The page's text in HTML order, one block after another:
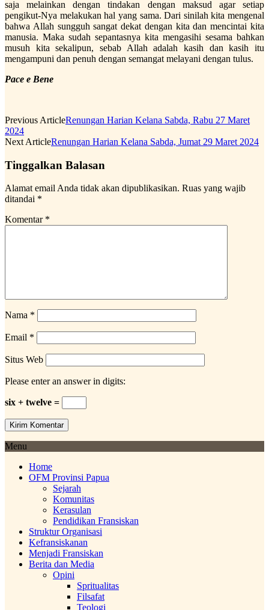
saja melainkan dengan tindakan dengan maksud agar setiap
pengikut-Nya melakukan hal yang sama. Dari sinilah kita mengenal
bahwa Allah sungguh sangat dekat dengan kita dan mencintai kita
manusia. Maka sudah sepantasnya kita mengasihi sesama bahkan
musuh kita sekalipun, sebab Allah adalah kasih dan kasih itu
mengampuni dan penuh dengan semangat melayani dengan tulus.
Pace e Bene
Previous ArticleRenungan Harian Kelana Sabda, Rabu 27 Maret
2024
Next ArticleRenungan Harian Kelana Sabda, Jumat 29 Maret 2024
Tinggalkan Balasan
Alamat email Anda tidak akan dipublikasikan. Ruas yang wajib
ditandai *
Komentar *
Nama *
Email *
Situs Web
Please enter an answer in digits:
six + twelve =
Menu
Home
OFM Provinsi Papua
Sejarah
Komunitas
Kerasulan
Pendidikan Fransiskan
Struktur Organisasi
Kefransiskanan
Menjadi Fransiskan
Berita dan Media
Opini
Spritualitas
Filsafat
Teologi